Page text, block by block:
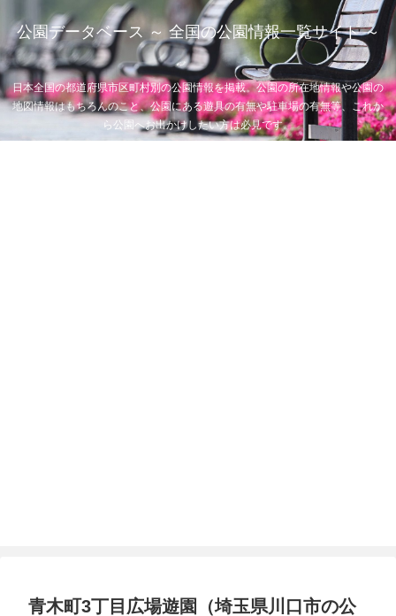
公園データベース ～ 全国の公園情報一覧サイト ～
日本全国の都道府県市区町村別の公園情報を掲載。公園の所在地情報や公園の
地図情報はもちろんのこと、公園にある遊具の有無や駐車場の有無等、これか
ら公園へお出かけしたい方は必見です。
青木町3丁目広場遊園（埼玉県川口市の公